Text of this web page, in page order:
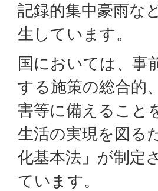
記録的集中豪雨な
生しています。
国においては、事
する施策の総合的
害等に備えること
生活の実現を図る
化基本法」が制定
ています。